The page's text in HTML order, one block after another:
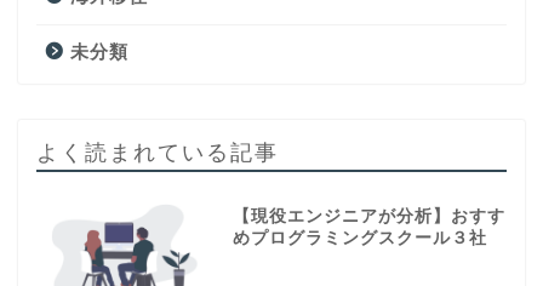
未分類
よく読まれている記事
【現役エンジニアが分析】おすす
めプログラミングスクール３社